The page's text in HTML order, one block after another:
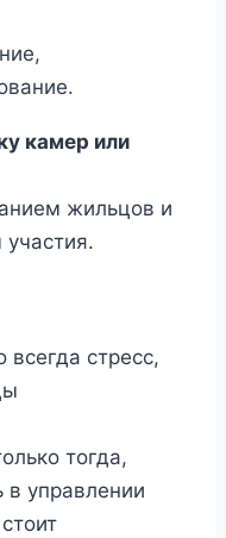
камер или
жильцов и
стресс,
тогда,
в управлении